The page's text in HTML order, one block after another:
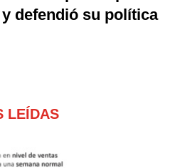
defendió su política
LEÍDAS